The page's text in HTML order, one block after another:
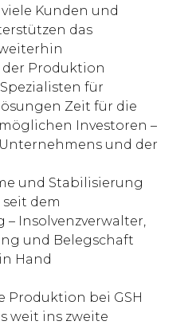
Kunden und
das
der Produktion
für
Zeit für die
Investoren –
und der
und Stabilisierung
dem
– Insolvenzverwalter,
und Belegschaft
Hand
Produktion bei GSH
weit ins zweite